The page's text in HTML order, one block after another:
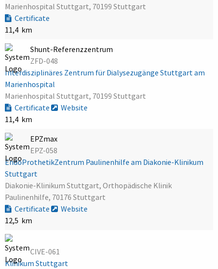
Marienhospital Stuttgart, 70199 Stuttgart
Certificate
11,4 km
Shunt-Referenzzentrum
ZFD-048
Interdisziplinäres Zentrum für Dialysezugänge Stuttgart am
Marienhospital
Marienhospital Stuttgart, 70199 Stuttgart
Certificate
Website
11,4 km
EPZmax
EPZ-058
EndoProthetikZentrum Paulinenhilfe am Diakonie-Klinikum
Stuttgart
Diakonie-Klinikum Stuttgart, Orthopädische Klinik
Paulinenhilfe, 70176 Stuttgart
Certificate
Website
12,5 km
CIVE-061
Klinikum Stuttgart